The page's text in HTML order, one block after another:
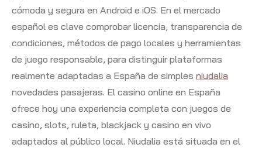
cómoda y segura en Android e iOS. En el mercado
español es clave comprobar licencia, transparencia de
condiciones, métodos de pago locales y herramientas
de juego responsable, para distinguir plataformas
realmente adaptadas a España de simples niudalia
novedades pasajeras. El casino online en España
ofrece hoy una experiencia completa con juegos de
casino, slots, ruleta, blackjack y casino en vivo
adaptados al público local. Niudalia está situada en el